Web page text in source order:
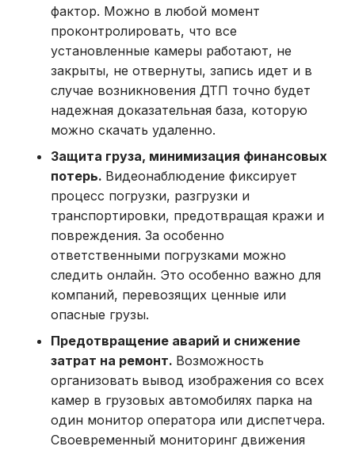
фактор. Можно в любой момент
проконтролировать, что все
установленные камеры работают, не
закрыты, не отвернуты, запись идет и в
случае возникновения ДТП точно будет
надежная доказательная база, которую
можно скачать удаленно.
Защита груза, минимизация финансовых
потерь. Видеонаблюдение фиксирует
процесс погрузки, разгрузки и
транспортировки, предотвращая кражи и
повреждения. За особенно
ответственными погрузками можно
следить онлайн. Это особенно важно для
компаний, перевозящих ценные или
опасные грузы.
Предотвращение аварий и снижение
затрат на ремонт. Возможность
организовать вывод изображения со всех
камер в грузовых автомобилях парка на
один монитор оператора или диспетчера.
Своевременный мониторинг движения